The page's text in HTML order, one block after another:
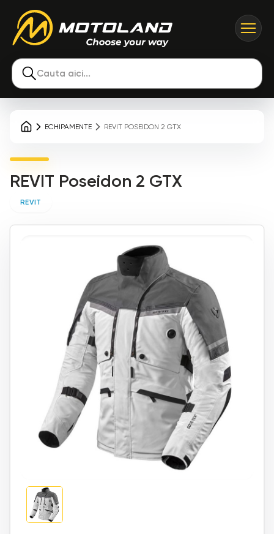
Cauta aici...
ECHIPAMENTE REVIT POSEIDON 2 GTX
REVIT Poseidon 2 GTX
REVIT